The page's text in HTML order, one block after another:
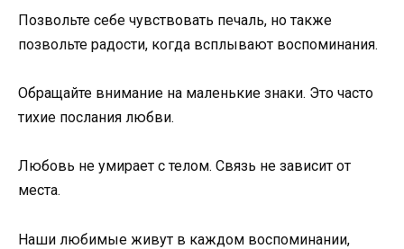
Позвольте себе чувствовать печаль, но также
позвольте радости, когда всплывают воспоминания.
Обращайте внимание на маленькие знаки. Это часто
тихие послания любви.
Любовь не умирает с телом. Связь не зависит от
места.
Наши любимые живут в каждом воспоминании,